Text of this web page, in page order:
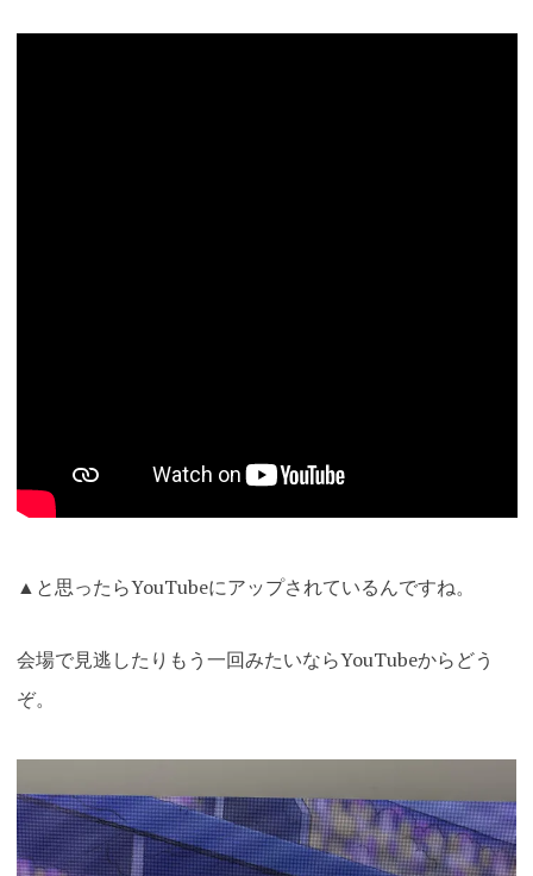
▲と思ったらYouTubeにアップされているんですね。
会場で見逃したりもう一回みたいならYouTubeからどう
ぞ。